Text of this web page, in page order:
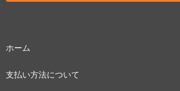
ホーム
支払い方法について